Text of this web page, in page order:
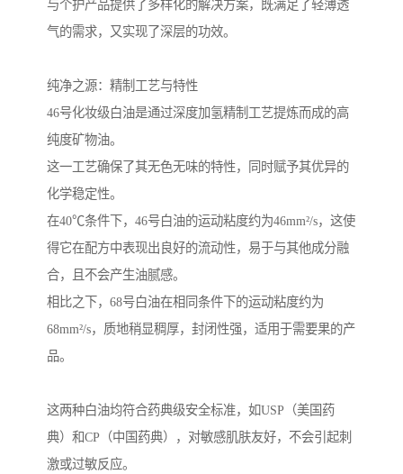
与个护产品提供了多样化的解决方案，既满足了轻薄透
气的需求，又实现了深层的功效。
纯净之源：精制工艺与特性
46号化妆级白油是通过深度加氢精制工艺提炼而成的高
纯度矿物油。
这一工艺确保了其无色无味的特性，同时赋予其优异的
化学稳定性。
在40℃条件下，46号白油的运动粘度约为46mm²/s，这使
得它在配方中表现出良好的流动性，易于与其他成分融
合，且不会产生油腻感。
相比之下，68号白油在相同条件下的运动粘度约为
68mm²/s，质地稍显稠厚，封闭性强，适用于需要果的产
品。
这两种白油均符合药典级安全标准，如USP（美国药
典）和CP（中国药典），对敏感肌肤友好，不会引起刺
激或过敏反应。